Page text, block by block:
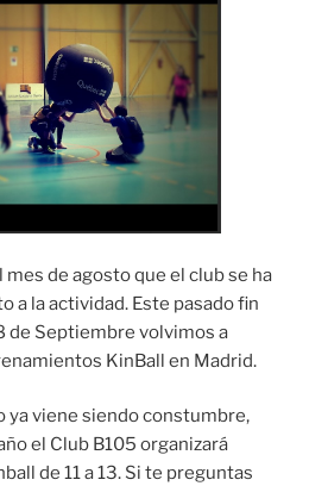
mes de agosto que el club se ha
a la actividad. Este pasado fin
de Septiembre volvimos a
KinBall en Madrid.
ya viene siendo constumbre,
el Club B105 organizará
de 11 a 13. Si te preguntas